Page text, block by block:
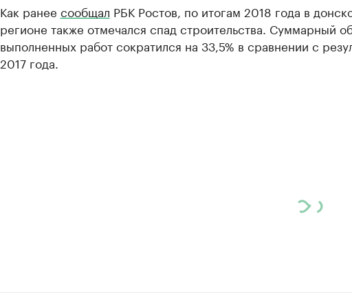
Как ранее сообщал РБК Ростов, по итогам 2018 года в
регионе также отмечался спад строительства. Суммарный
выполненных работ сократился на 33,5% в сравнении с
2017 года.